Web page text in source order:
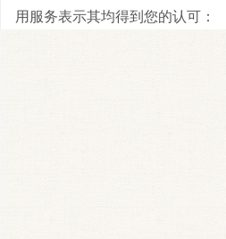
用服务表示其均得到您的认可：